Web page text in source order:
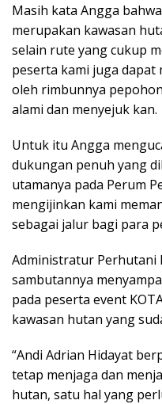
Masih kata Angga
merupakan kawasan
selain rute yang cukup
peserta kami juga dapat
oleh rimbunnya
alami dan menyejuk kan.
Untuk itu Angga
dukungan penuh yang
utamanya pada Perum
mengijinkan kami
sebagai jalur bagi para
Administratur Perhutani
sambutannya
pada peserta event
kawasan hutan yang
“Andi Adrian Hidayat
tetap menjaga dan
hutan, satu hal yang